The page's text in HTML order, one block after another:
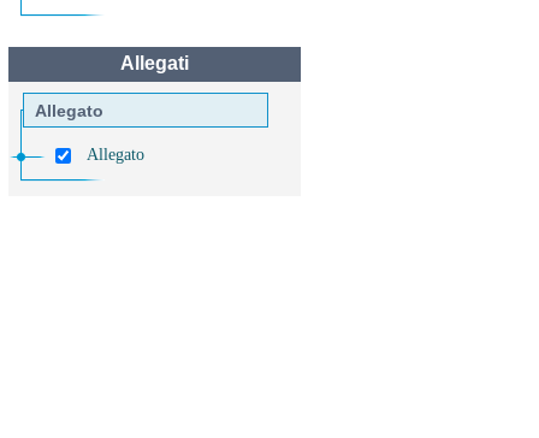
Allegati
Allegato
Allegato